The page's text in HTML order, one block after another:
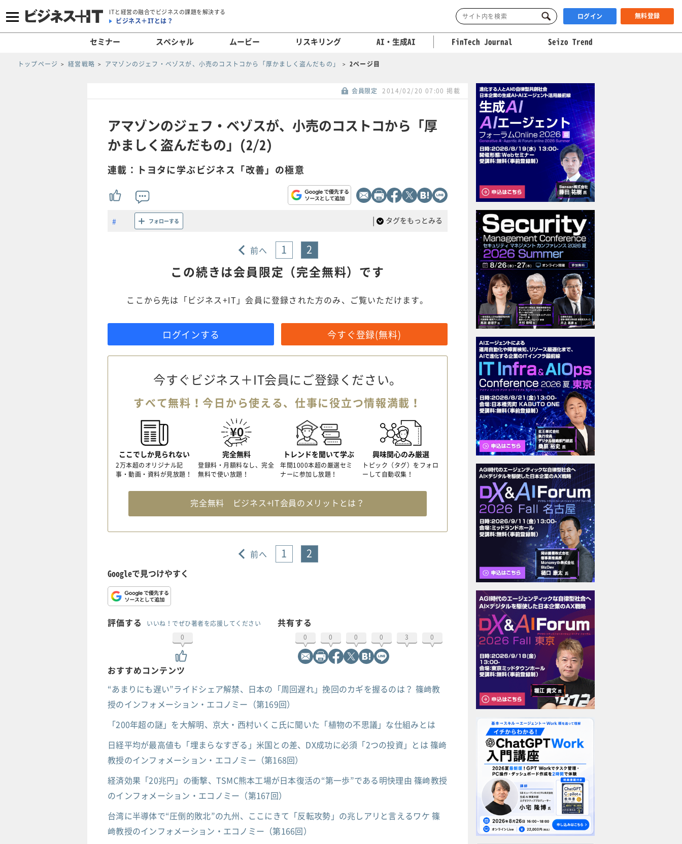
ITと経営の融合でビジネスの課題を解決する
ビジネス＋ITとは？ ログイン 無料登録
セミナー スペシャル ムービー リスキリング AI・生成AI FinTech Journal Seizo Trend
トップページ 経営戦略 アマゾンのジェフ・ベゾスが、小売のコストコから「厚かましく盗んだもの」 2ページ目
会員限定 2014/02/20 07:00 掲載
アマゾンのジェフ・ベゾスが、小売のコストコから「厚
かましく盗んだもの」(2/2)
連載：トヨタに学ぶビジネス「改善」の極意
フォローする | タグをもっとみる
前へ 1 2
この続きは会員限定（完全無料）です
ここから先は「ビジネス+IT」会員に登録された方のみ、ご覧いただけます。
ログインする 今すぐ登録(無料)
今すぐビジネス＋IT会員にご登録ください。
すべて無料！今日から使える、仕事に役立つ情報満載！
ここでしか見られない
2万本超のオリジナル記
事・動画・資料が見放題！
完全無料
登録料・月額料なし、完全
無料で使い放題！
トレンドを聞いて学ぶ
年間1000本超の厳選セミ
ナーに参加し放題！
興味関心のみ厳選
トピック（タグ）をフォロ
ーして自動収集！
完全無料 ビジネス+IT会員のメリットとは？
前へ 1 2
Googleで見つけやすく
評価する
いいね！でぜひ著者を応援してください
0
共有する
0 0 0 0 3 0
おすすめコンテンツ
“あまりにも遅い”ライドシェア解禁、日本の「周回遅れ」挽回のカギを握るのは？ 篠﨑教
授のインフォメーション・エコノミー（第169回）
「200年超の謎」を大解明、京大・西村いくこ氏に聞いた「植物の不思議」な仕組みとは
日経平均が最高値も「埋まらなすぎる」米国との差、DX成功に必須「2つの投資」とは 篠﨑
教授のインフォメーション・エコノミー（第168回）
経済効果「20兆円」の衝撃、TSMC熊本工場が日本復活の“第一歩”である明快理由 篠﨑教授
のインフォメーション・エコノミー（第167回）
台湾に半導体で“圧倒的敗北”の九州、ここにきて「反転攻勢」の兆しアリと言えるワケ 篠
﨑教授のインフォメーション・エコノミー（第166回）